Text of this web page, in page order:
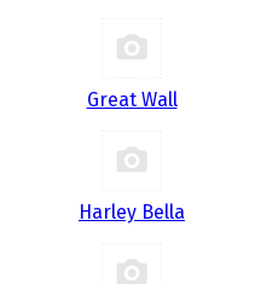
Great Wall
Harley Bella